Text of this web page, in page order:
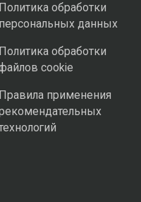
Политика обработки
персональных данных
Политика обработки
cookie
Правила применения